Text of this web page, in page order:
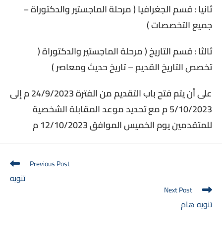
ثانيا : قسم الجغرافيا ( مرحلة الماجستير والدكتوراة –
جميع التخصصات )
ثالثا : قسم التاريخ ( مرحلة الماجستير والدكتوراة (
تخصص التاريخ القديم – تاريخ حديث ومعاصر )
على أن يتم فتح باب التقديم من الفترة 24/9/2023 م إلى
5/10/2023 م مع تحديد موعد المقابلة الشخصية
للمتقدمين يوم الخميس الموافق 12/10/2023 م
Read
more
articles
Previous Post
تنويه
Next Post
تنويه هام